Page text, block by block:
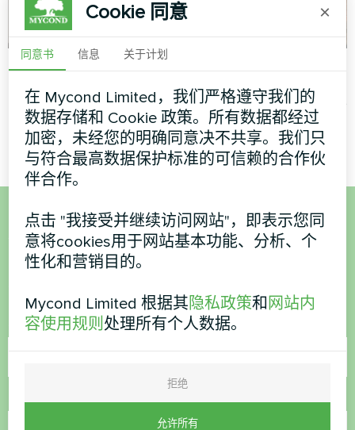
裁缝和服装设计工作
室
艺术品设计风机盘管玻璃系列
分体式热泵 Artic Home Smart
系列
想购买或有疑问？
名称
电话号码
Cookie 同意 ×
同意书 信息 关于计划
在 Mycond Limited，我们严格遵守我们的
数据存储和 Cookie 政策。所有数据都经过
加密，未经您的明确同意决不共享。我们只
与符合最高数据保护标准的可信赖的合作伙
伴合作。
点击 "我接受并继续访问网站"，即表示您同
意将cookies用于网站基本功能、分析、个
性化和营销目的。
Mycond Limited 根据其隐私政策和 网站内
容使用规则处理所有个人数据。
拒绝
允许所有